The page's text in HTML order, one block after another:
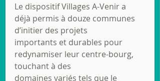
Le dispositif Villages A-Venir a
déjà permis à douze communes
d’initier des projets
importants et durables pour
redynamiser leur centre-bourg,
touchant à des
domaines variés tels que le